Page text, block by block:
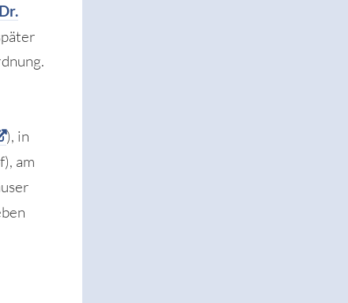
Dr.
), in
am